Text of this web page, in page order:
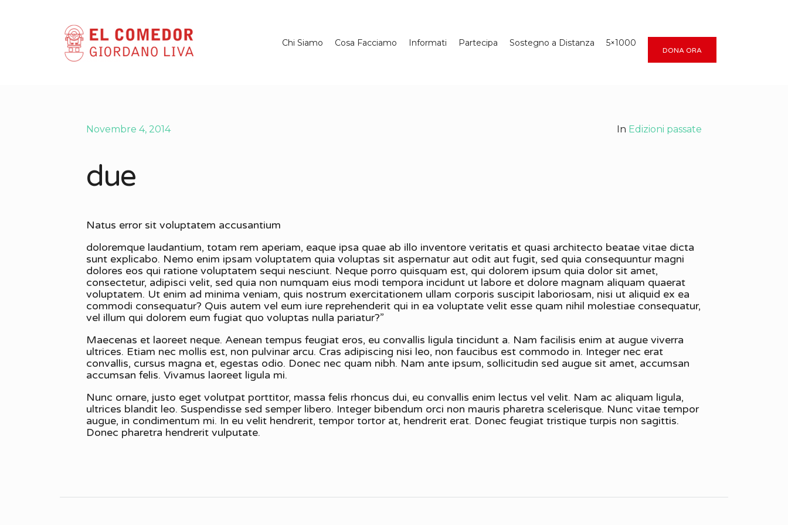
Chi Siamo Cosa Facciamo Informati Partecipa Sostegno a Distanza 5×1000
DONA ORA
Novembre 4, 2014 In Edizioni passate
due
Natus error sit voluptatem accusantium
doloremque laudantium, totam rem aperiam, eaque ipsa quae ab illo inventore veritatis et quasi architecto beatae vitae dicta
sunt explicabo. Nemo enim ipsam voluptatem quia voluptas sit aspernatur aut odit aut fugit, sed quia consequuntur magni
dolores eos qui ratione voluptatem sequi nesciunt. Neque porro quisquam est, qui dolorem ipsum quia dolor sit amet,
consectetur, adipisci velit, sed quia non numquam eius modi tempora incidunt ut labore et dolore magnam aliquam quaerat
voluptatem. Ut enim ad minima veniam, quis nostrum exercitationem ullam corporis suscipit laboriosam, nisi ut aliquid ex ea
commodi consequatur? Quis autem vel eum iure reprehenderit qui in ea voluptate velit esse quam nihil molestiae consequatur,
vel illum qui dolorem eum fugiat quo voluptas nulla pariatur?”
Maecenas et laoreet neque. Aenean tempus feugiat eros, eu convallis ligula tincidunt a. Nam facilisis enim at augue viverra
ultrices. Etiam nec mollis est, non pulvinar arcu. Cras adipiscing nisi leo, non faucibus est commodo in. Integer nec erat
convallis, cursus magna et, egestas odio. Donec nec quam nibh. Nam ante ipsum, sollicitudin sed augue sit amet, accumsan
accumsan felis. Vivamus laoreet ligula mi.
Nunc ornare, justo eget volutpat porttitor, massa felis rhoncus dui, eu convallis enim lectus vel velit. Nam ac aliquam ligula,
ultrices blandit leo. Suspendisse sed semper libero. Integer bibendum orci non mauris pharetra scelerisque. Nunc vitae tempor
augue, in condimentum mi. In eu velit hendrerit, tempor tortor at, hendrerit erat. Donec feugiat tristique turpis non sagittis.
Donec pharetra hendrerit vulputate.